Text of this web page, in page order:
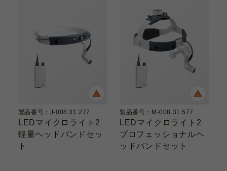
製品番号：J-008.31.277
LEDマイクロライト2
軽量ヘッドバンドセッ
ト
製品番号：M-008.31.577
LEDマイクロライト2
プロフェッショナルヘ
ッドバンドセット